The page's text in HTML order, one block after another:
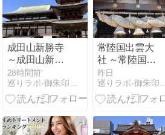
や効果も徹底
解説！
成田山新勝寺
～成田山新勝
寺の時間・住
所・御朱印な
ど簡単な紹介
28時間前
常陸国出雲大
社 ～常陸国出
雲大社の時
間・住所・御
朱印など簡単
昨日